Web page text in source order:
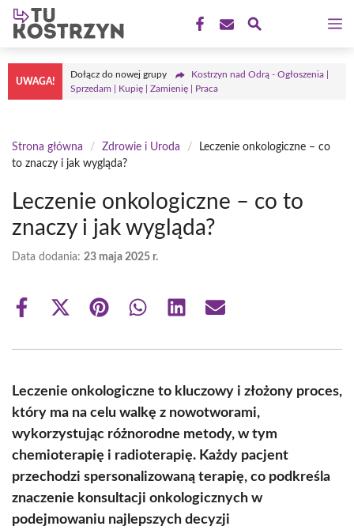
Przejdź
treści
UWAGA!
Dołącz do nowej grupy
Kostrzyn nad Odrą - Ogłoszenia |
Sprzedam | Kupię | Zamienię | Praca
Strona główna / Zdrowie i Uroda /
Leczenie onkologiczne – co
to znaczy i jak wygląda?
Leczenie onkologiczne – co to
znaczy i jak wygląda?
Data dodania: 23 maja 2025 r.
Share
Share
(Twitter)
Share Share Share Share
Leczenie onkologiczne to kluczowy i złożony proces,
który ma na celu walkę z nowotworami,
wykorzystując różnorodne metody, w tym
chemioterapię i radioterapię. Każdy pacjent
przechodzi spersonalizowaną terapię, co podkreśla
znaczenie konsultacji onkologicznych w
podejmowaniu najlepszych decyzji